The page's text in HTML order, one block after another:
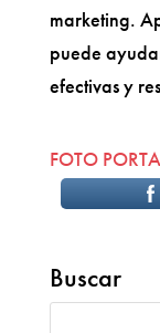
marketing.
puede
efectivas y
FOTO
Buscar